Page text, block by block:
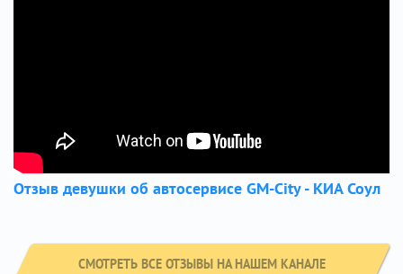
Отзыв девушки об автосервисе GM-City - КИА Соул
СМОТРЕТЬ ВСЕ ОТЗЫВЫ НА НАШЕМ КАНАЛЕ